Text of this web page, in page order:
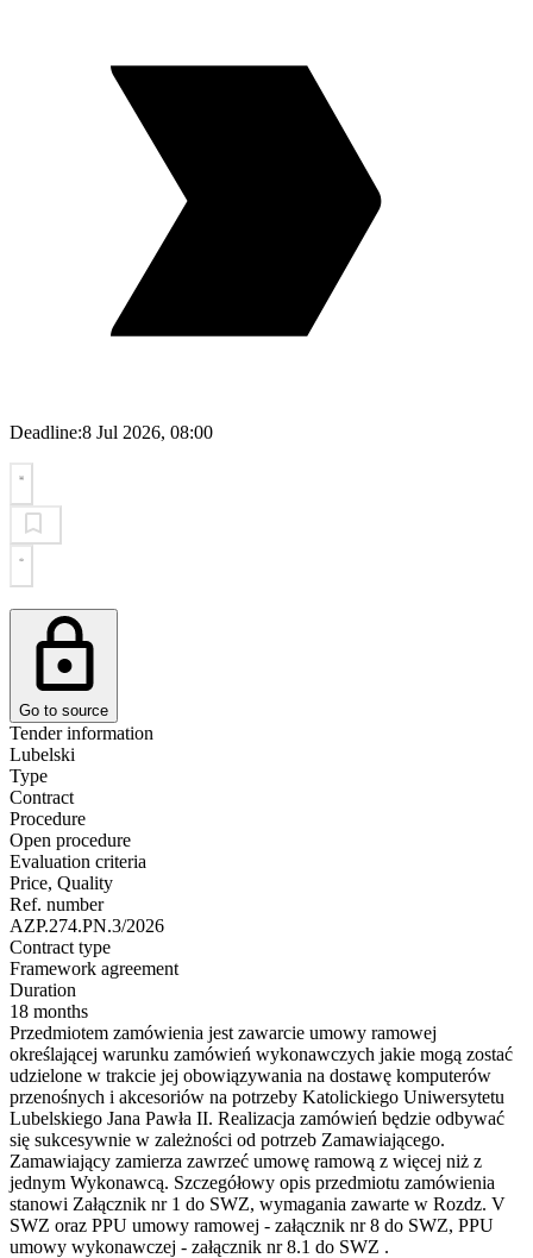
Deadline:8 Jul 2026, 08:00
Go to source
Tender information
Lubelski
Type
Contract
Procedure
Open procedure
Evaluation criteria
Price, Quality
Ref. number
AZP.274.PN.3/2026
Contract type
Framework agreement
Duration
18 months
Przedmiotem zamówienia jest zawarcie umowy ramowej
określającej warunku zamówień wykonawczych jakie mogą zostać
udzielone w trakcie jej obowiązywania na dostawę komputerów
przenośnych i akcesoriów na potrzeby Katolickiego Uniwersytetu
Lubelskiego Jana Pawła II. Realizacja zamówień będzie odbywać
się sukcesywnie w zależności od potrzeb Zamawiającego.
Zamawiający zamierza zawrzeć umowę ramową z więcej niż z
jednym Wykonawcą. Szczegółowy opis przedmiotu zamówienia
stanowi Załącznik nr 1 do SWZ, wymagania zawarte w Rozdz. V
SWZ oraz PPU umowy ramowej - załącznik nr 8 do SWZ, PPU
umowy wykonawczej - załącznik nr 8.1 do SWZ .